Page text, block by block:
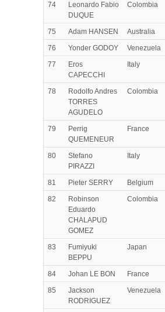
74
Leonardo Fabio
DUQUE
Colombia
75 Adam HANSEN Australia
76
Yonder GODOY Venezuela
77
Eros
CAPECCHI
Italy
78
Rodolfo Andres
TORRES
AGUDELO
Colombia
79
Perrig
QUEMENEUR
France
80
Stefano
PIRAZZI
Italy
81 Pieter SERRY Belgium
82
Robinson
Eduardo
CHALAPUD
GOMEZ
Colombia
83
Fumiyuki
BEPPU
Japan
84 Johan LE BON France
85
Jackson
RODRIGUEZ
Venezuela